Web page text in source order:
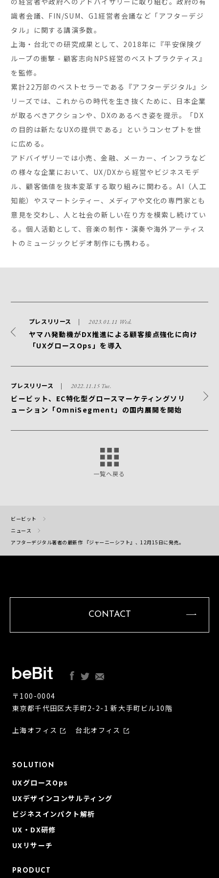
識者会議、FIN/SUM、G1経営者会議など「アフターデジ
タル」に関する講演多数。
上海・台北での研究成果として、2018年に『平安保険グ
ループの衝撃 - 顧客志向NPS経営のベストプラクティス』
を監修。
累計22万部のベストセラーである『アフターデジタル』シ
リーズでは、これからの時代を生き抜くために、日本企業
が取るべきアクションや、DXのあるべき姿を提示。「DX
の目的は新たなUXの提供である」というコンセプトを世
に広める。
アドバイザリーでは小売、金融、メーカー、インフラなど
の様々な企業において、UX/DXから経営やビジネスモデ
ル、顧客価値を抜本変革する取り組みに関わる。AI（人工
知能）やスマートシティー、メディアや文化の専門家とも
意見を交わし、人と社会の新しい在り方を模索し続けてい
る。個人活動として、音楽の制作・演奏や海外アーティス
トのミュージックビデオ制作にも携わる。
プレスリリース 2023.01.11 Wed.
ヤマハ発動機がDX推進による顧客接点強化に向け
「UXグロースOps」を導入
プレスリリース 2022.11.15 Tue.
ビービット、EC特化型グロースマーケティングソリ
ューション「OmniSegment」の国内展開を開始
一覧へ戻る
ビービット
ニュース
アフターデジタル著者の最新作 『ジャーニーシフト』、12月15日に発売。
CONTACT
〒100-0004
東京都千代田区大手町2-2-1 新大手町ビル10階
上海オフィス 台北オフィス
SOLUTION
UXグロースOps
UXデザインコンサルティング
ビジネスインパクト解析
UX・DX研修
UXリサーチ
PRODUCT